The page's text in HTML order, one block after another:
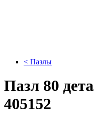
< Пазлы
Пазл 80
405152